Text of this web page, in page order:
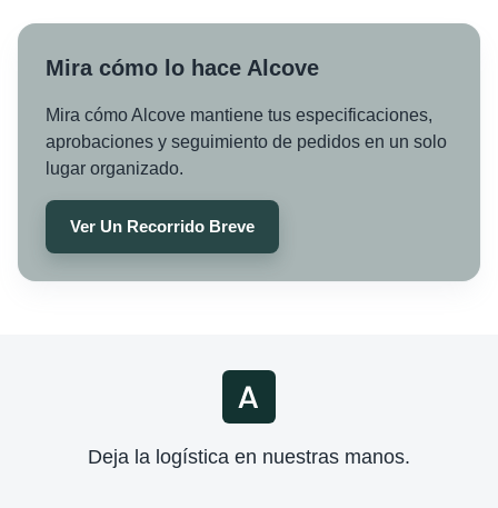
Mira cómo lo hace Alcove
Mira cómo Alcove mantiene tus especificaciones,
aprobaciones y seguimiento de pedidos en un solo
lugar organizado.
Ver Un Recorrido Breve
Deja la logística en nuestras manos.